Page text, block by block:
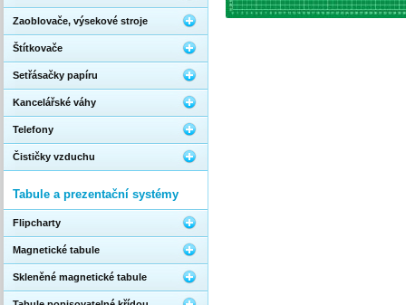
Zaoblovače, výsekové stroje
Štítkovače
Setřásačky papíru
Kancelářské váhy
Telefony
Čističky vzduchu
Tabule a prezentační systémy
Flipcharty
Magnetické tabule
Skleněné magnetické tabule